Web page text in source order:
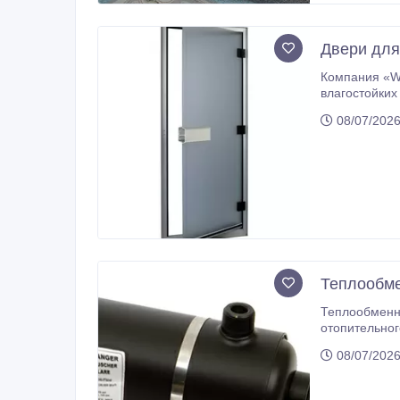
Двери
Компания
влагостойких и
08/07/
Теплообменники
отопительного
стали или
08/07/